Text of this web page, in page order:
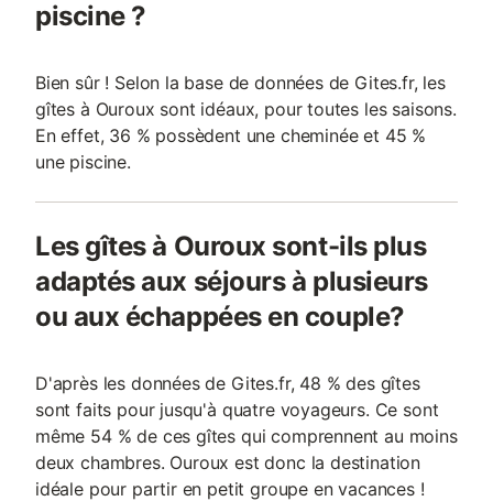
piscine ?
Bien sûr ! Selon la base de données de Gites.fr, les
gîtes à Ouroux sont idéaux, pour toutes les saisons.
En effet, 36 % possèdent une cheminée et 45 %
une piscine.
Les gîtes à Ouroux sont-ils plus
adaptés aux séjours à plusieurs
ou aux échappées en couple?
D'après les données de Gites.fr, 48 % des gîtes
sont faits pour jusqu'à quatre voyageurs. Ce sont
même 54 % de ces gîtes qui comprennent au moins
deux chambres. Ouroux est donc la destination
idéale pour partir en petit groupe en vacances !